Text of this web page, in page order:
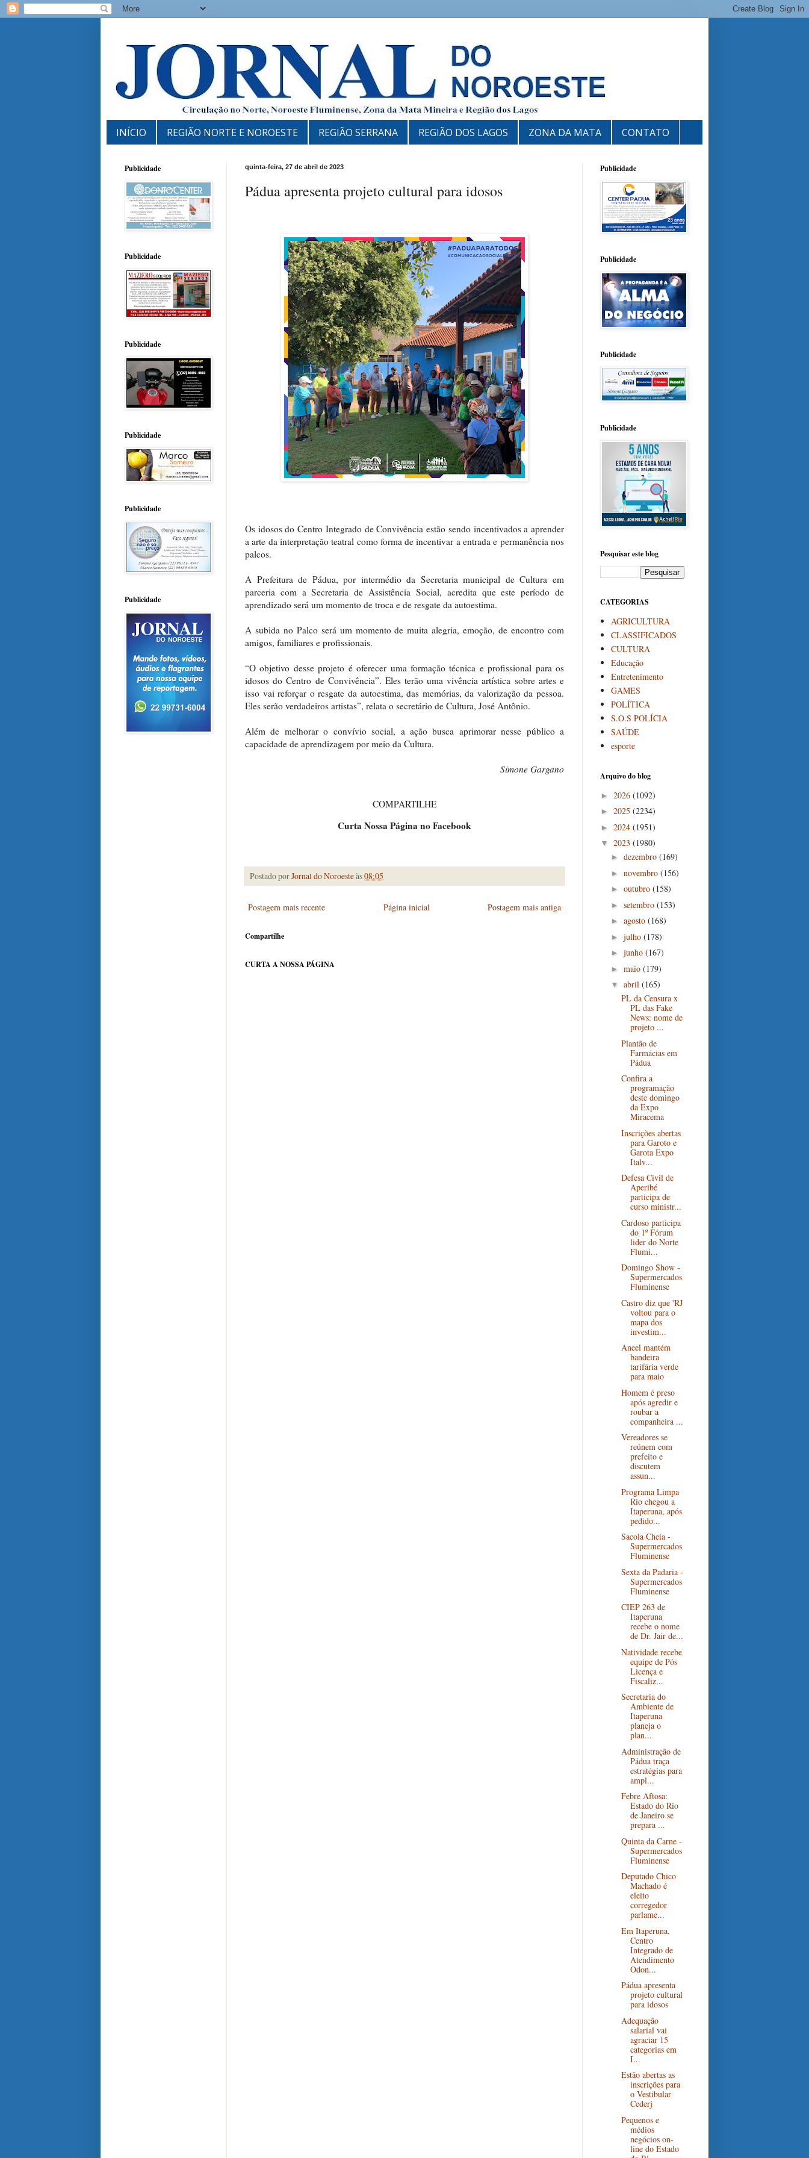
INÍCIO REGIÃO NORTE E NOROESTE REGIÃO SERRANA REGIÃO DOS LAGOS ZONA DA MATA CONTATO
quinta-feira, 27 de abril de 2023
Pádua apresenta projeto cultural para idosos
Os idosos do Centro Integrado de Convivência estão sendo incentivados a aprender
a arte da interpretação teatral como forma de incentivar a entrada e permanência nos
palcos.
A Prefeitura de Pádua, por intermédio da Secretaria municipal de Cultura em
parceria com a Secretaria de Assistência Social, acredita que este período de
aprendizado será um momento de troca e de resgate da autoestima.
A subida no Palco será um momento de muita alegria, emoção, de encontro com
amigos, familiares e profissionais.
“O objetivo desse projeto é oferecer uma formação técnica e profissional para os
idosos do Centro de Convivência”. Eles terão uma vivência artística sobre artes e
isso vai reforçar o resgate da autoestima, das memórias, da valorização da pessoa.
Eles serão verdadeiros artistas”, relata o secretário de Cultura, José Antônio.
Além de melhorar o convívio social, a ação busca aprimorar nesse público a
capacidade de aprendizagem por meio da Cultura.
Simone Gargano
COMPARTILHE
Curta Nossa Página no Facebook
Postado porJornal do Noroesteàs08:05
Postagem mais recente Postagem mais antiga
Página inicial
Compartilhe
CURTA A NOSSA PÁGINA
Publicidade
Publicidade
Publicidade
Publicidade
Publicidade
Publicidade
Publicidade
Publicidade
Publicidade
Publicidade
Pesquisar este blog
CATEGORIAS
AGRICULTURA
CLASSIFICADOS
CULTURA
Educação
Entretenimento
GAMES
POLÍTICA
S.O.S POLÍCIA
SAÚDE
esporte
Arquivo do blog
► 2026 (1092)
► 2025 (2234)
► 2024 (1951)
▼ 2023 (1980)
► dezembro (169)
► novembro (156)
► outubro (158)
► setembro (153)
► agosto (168)
► julho (178)
► junho (167)
► maio (179)
▼ abril (165)
PL da Censura x
PL das Fake
News: nome de
projeto ...
Plantão de
Farmácias em
Pádua
Confira a
programação
deste domingo
da Expo
Miracema
Inscrições abertas
para Garoto e
Garota Expo
Italv...
Defesa Civil de
Aperibé
participa de
curso ministr...
Cardoso participa
do 1º Fórum
lider do Norte
Flumi...
Domingo Show -
Supermercados
Fluminense
Castro diz que 'RJ
voltou para o
mapa dos
investim...
Aneel mantém
bandeira
tarifária verde
para maio
Homem é preso
após agredir e
roubar a
companheira ...
Vereadores se
reúnem com
prefeito e
discutem
assun...
Programa Limpa
Rio chegou a
Itaperuna, após
pedido...
Sacola Cheia -
Supermercados
Fluminense
Sexta da Padaria -
Supermercados
Fluminense
CIEP 263 de
Itaperuna
recebe o nome
de Dr. Jair de...
Natividade recebe
equipe de Pós
Licença e
Fiscaliz...
Secretaria do
Ambiente de
Itaperuna
planeja o
plan...
Administração de
Pádua traça
estratégias para
ampl...
Febre Aftosa:
Estado do Rio
de Janeiro se
prepara ...
Quinta da Carne -
Supermercados
Fluminense
Deputado Chico
Machado é
eleito
corregedor
parlame...
Em Itaperuna,
Centro
Integrado de
Atendimento
Odon...
Pádua apresenta
projeto cultural
para idosos
Adequação
salarial vai
agraciar 15
categorias em
I...
Estão abertas as
inscrições para
o Vestibular
Cederj
Pequenos e
médios
negócios on-
line do Estado